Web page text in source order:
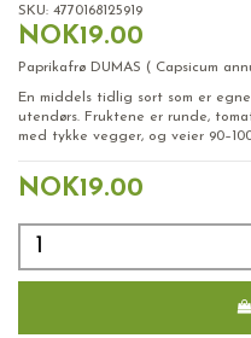
SKU: 4770168125919
NOK19.00
Paprikafrø DUMAS ( Capsicum
En middels tidlig sort som er
utendørs. Fruktene er runde,
med tykke vegger, og veier
NOK19.00